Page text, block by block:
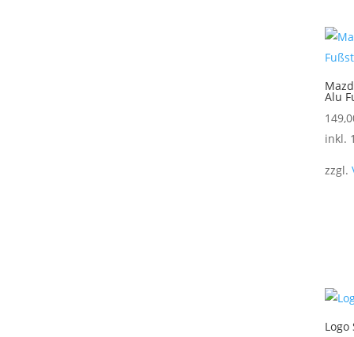
Alu
inkl.
zzgl.